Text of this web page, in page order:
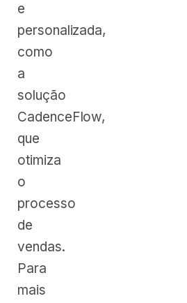
e
personalizada,
como
a
solução
CadenceFlow,
que
otimiza
o
processo
de
vendas.
Para
mais